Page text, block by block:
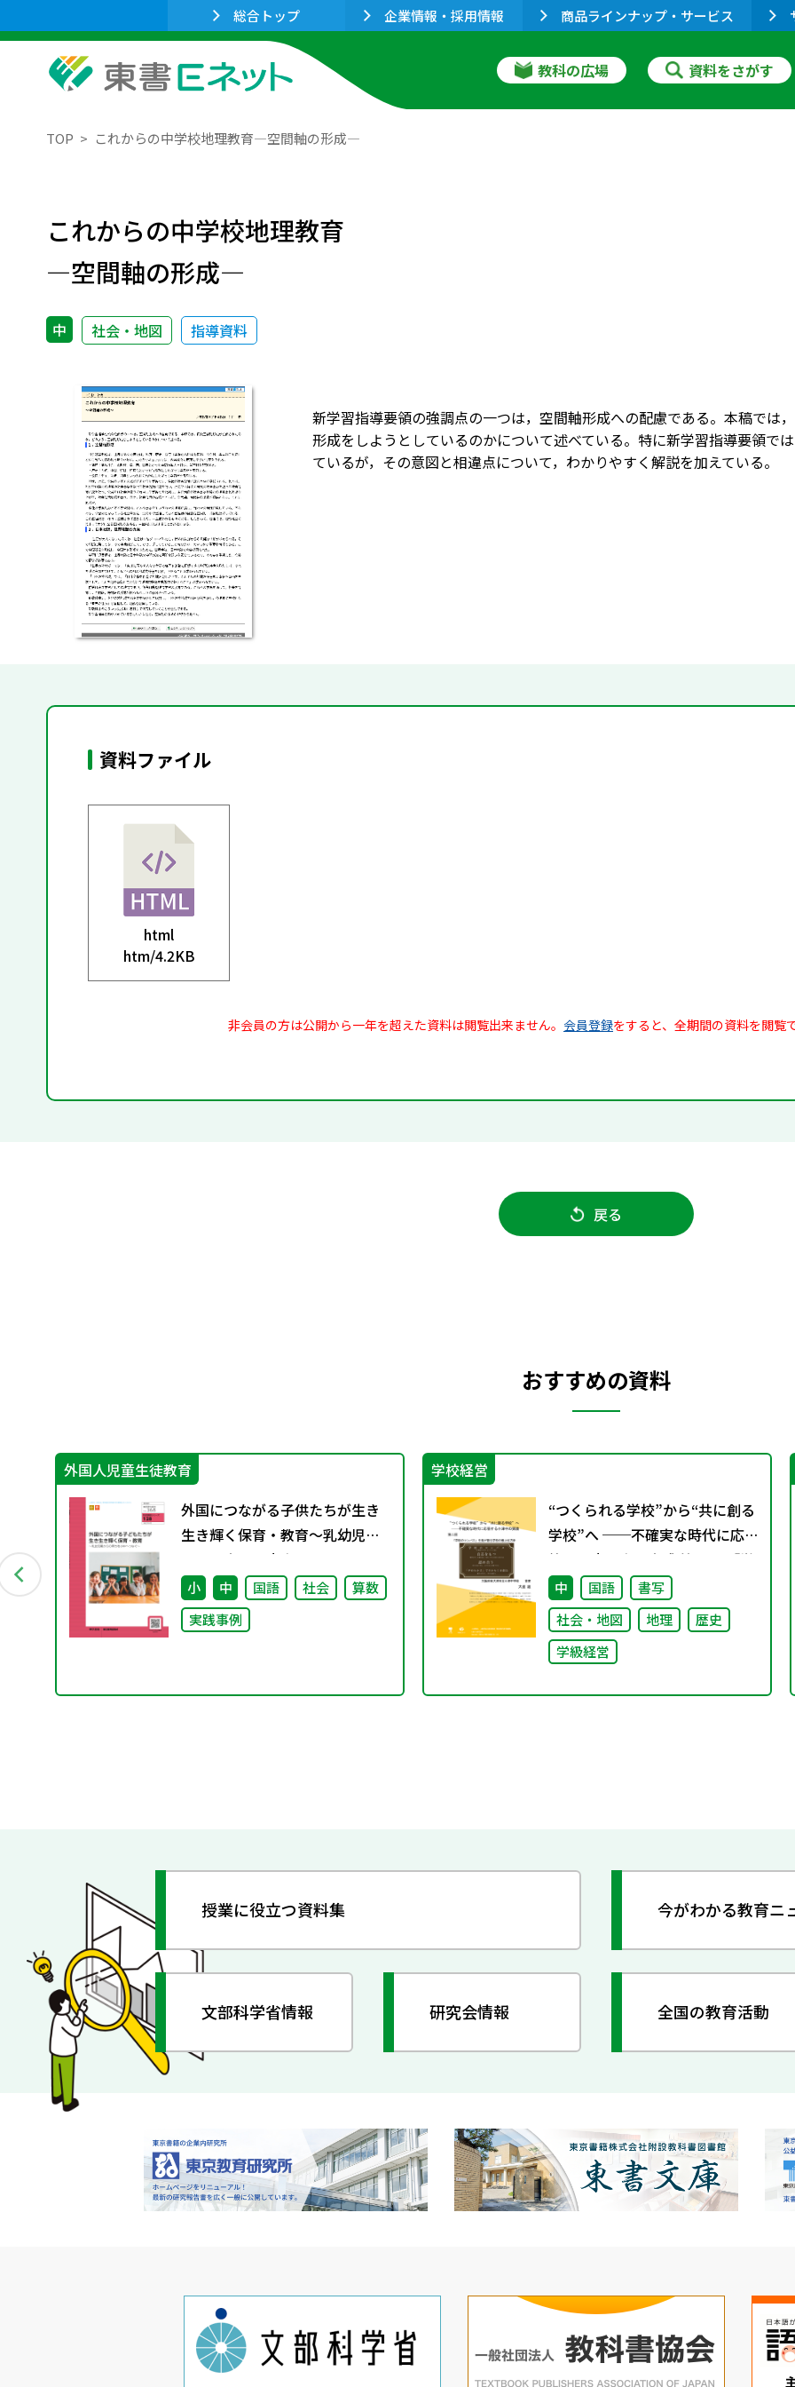
総合トップ 企業情報・採用情報 商品ラインナップ・サービス
教科の広場 資料をさがす
TOP これからの中学校地理教育―空間軸の形成―
これからの中学校地理教育
―空間軸の形成―
中 社会・地図 指導資料
新学習指導要領の強調点の一つは，空間軸形成への配慮である。本稿では
形成をしようとしているのかについて述べている。特に新学習指導要領で
ているが，その意図と相違点について，わかりやすく解説を加えている。
資料ファイル
html
htm/4.2KB
非会員の方は公開から一年を超えた資料は閲覧出来ません。 会員登録をすると、全期間の資料を閲覧
戻る
おすすめの資料
外国人児童生徒教育
外国につながる子供たちが生き
生き輝く保育・教育～乳幼児期
からの育ちを小中へつなぐ～
（特別課題128）
小 中 国語 社会
算数
実践事例
学校経営
“つくられる学校”から“共に創る
学校”へ ──不確実な時代に応
答する小津中の実践 第二回 「学
校のコンパス」生徒が創る学校
の最上位方針
中 国語
書写
社会・地図
地理
歴史
学級経営
授業に役立つ資料集 今がわかる教育ニ
文部科学省情報 研究会情報 全国の教育活動